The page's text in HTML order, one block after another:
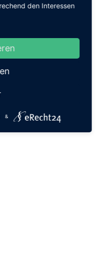
Edelgas
den Interessen
&